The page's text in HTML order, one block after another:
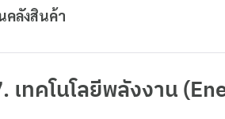
คลังสินค้า
เทคโนโลยีพลังงาน